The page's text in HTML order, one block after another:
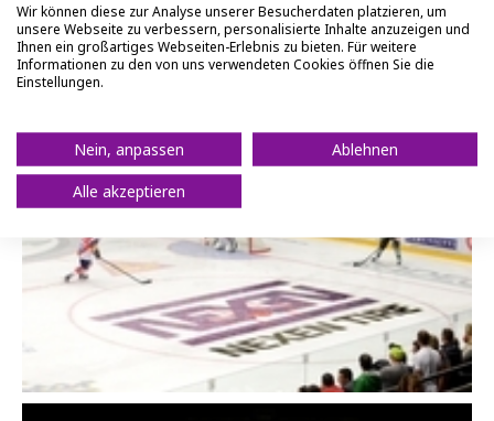
Close
Wir können diese zur Analyse unserer Besucherdaten platzieren, um
unsere Webseite zu verbessern, personalisierte Inhalte anzuzeigen und
Ihnen ein großartiges Webseiten-Erlebnis zu bieten. Für weitere
Informationen zu den von uns verwendeten Cookies öffnen Sie die
Einstellungen.
Nein, anpassen
Ablehnen
Alle akzeptieren